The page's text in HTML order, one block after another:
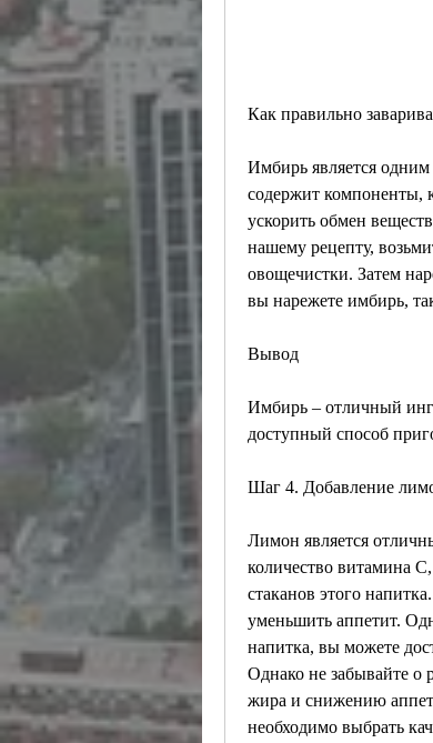
Как правильно
Имбирь является
содержит компоненты,
ускорить обмен
нашему рецепту,
овощечистки. Затем
Вывод
Имбирь – отличный
доступный способ
Шаг 4. Добавление
Лимон является
количество витамина
стаканов этого
уменьшить аппетит.
напитка, вы можете
Однако не забывайте о
жира и снижению
необходимо выбрать